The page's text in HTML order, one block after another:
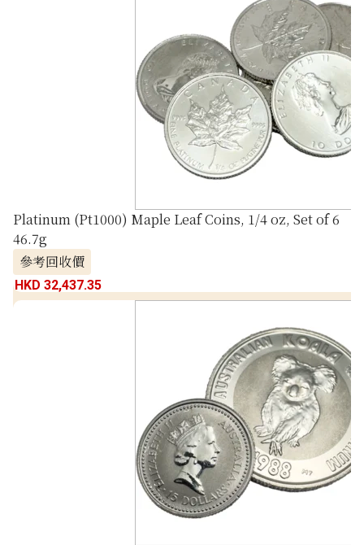
Platinum (Pt1000) Maple Leaf Coins, 1/4 oz, Set of 6
46.7g
參考回收價
HKD 32,437.35